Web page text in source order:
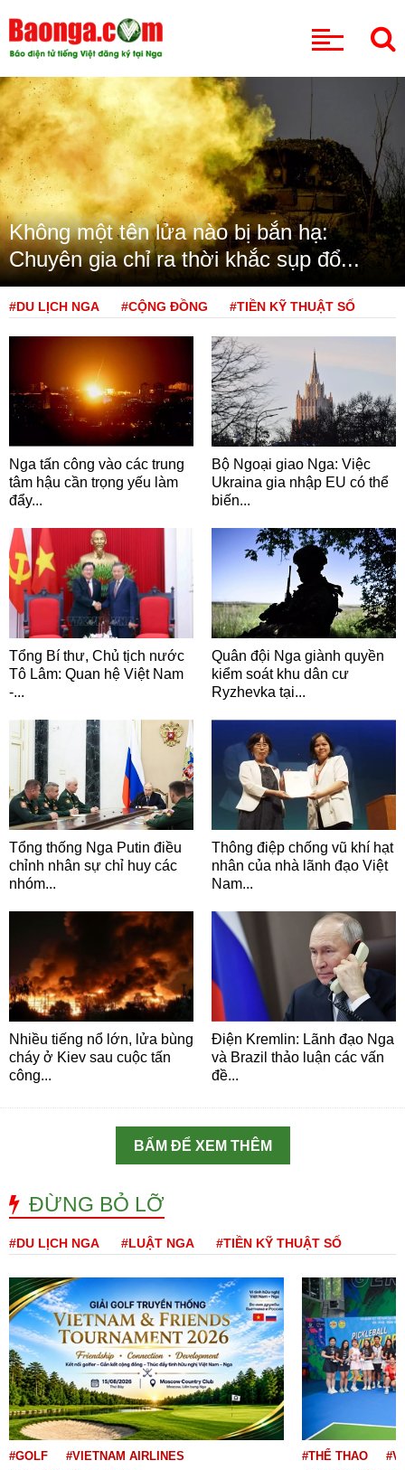
Không một tên lửa nào bị bắn hạ:
Chuyên gia chỉ ra thời khắc sụp đổ...
#DU LỊCH NGA #CỘNG ĐỒNG #TIỀN KỸ THUẬT SỐ
Nga tấn công vào các trung
tâm hậu cần trọng yếu làm
đẩy...
Bộ Ngoại giao Nga: Việc
Ukraina gia nhập EU có thể
biến...
Tổng Bí thư, Chủ tịch nước
Tô Lâm: Quan hệ Việt Nam
-...
Quân đội Nga giành quyền
kiểm soát khu dân cư
Ryzhevka tại...
Tổng thống Nga Putin điều
chỉnh nhân sự chỉ huy các
nhóm...
Thông điệp chống vũ khí hạt
nhân của nhà lãnh đạo Việt
Nam...
Nhiều tiếng nổ lớn, lửa bùng
cháy ở Kiev sau cuộc tấn
công...
Điện Kremlin: Lãnh đạo Nga
và Brazil thảo luận các vấn
đề...
BẤM ĐỂ XEM THÊM
ĐỪNG BỎ LỠ
#DU LỊCH NGA #LUẬT NGA #TIỀN KỸ THUẬT SỐ
#GOLF
#VIETNAM AIRLINES
#THỂ THAO